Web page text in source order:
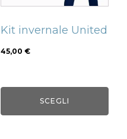
Kit invernale United
45,00 €
SCEGLI
essere
scelte
prodotto